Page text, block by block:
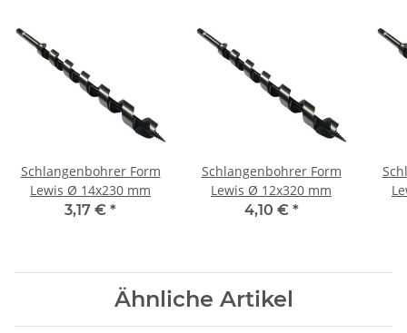
Schlangenbohrer Form
Lewis Ø 14x230 mm
3,17 € *
Schlangenbohrer Form
Lewis Ø 12x320 mm
4,10 € *
Ähnliche Artikel